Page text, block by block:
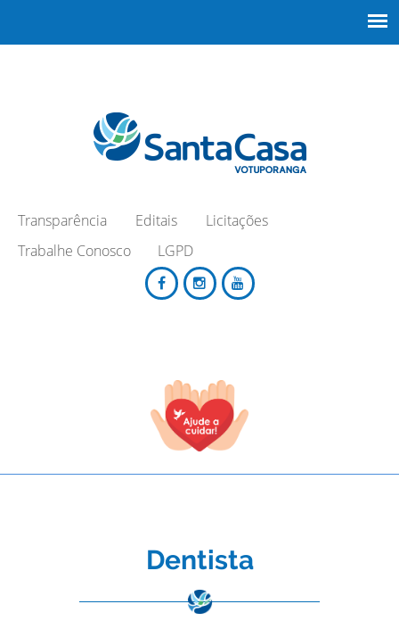
Transparência Editais
Licitações
Trabalhe Conosco
LGPD
Dentista